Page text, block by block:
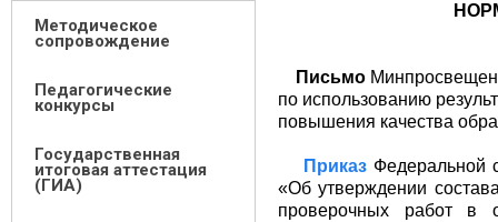
Методическое
сопровождение
Педагогические
конкурсы
Государственная
итоговая аттестация
(ГИА)
НОРМАТИВНЫЕ
Письмо
по использованию
повышения качества
Приказ Федеральной
«Об утверждении
проверочных работ в